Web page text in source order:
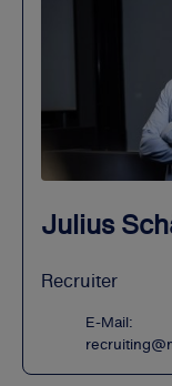
Julius
Recruiter
E-Mail: